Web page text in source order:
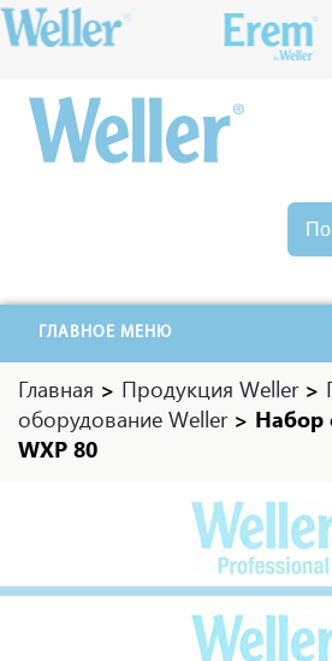
ГЛАВНОЕ МЕНЮ
Главная > Продукция Weller>
оборудование Weller> Набор
WXP 80